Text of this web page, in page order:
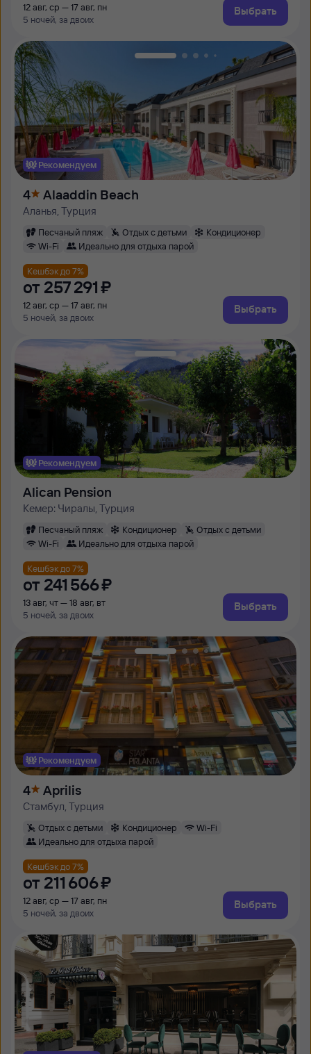
12 авг, ср — 17 авг, пн
5 ночей, за двоих
Выбрать
Рекомендуем
4 Alaaddin Beach
Аланья, Турция
Песчаный пляж Отдых с детьми
Кондиционер
Wi-Fi
Идеально для отдыха парой
Кешбэк до 7%
от 257 ⁠291 ⁠₽
12 авг, ср — 17 авг, пн
5 ночей, за двоих
Выбрать
Рекомендуем
Alican Pension
Кемер: Чиралы, Турция
Песчаный пляж Кондиционер
Отдых с детьми
Wi-Fi
Идеально для отдыха парой
Кешбэк до 7%
от 241 ⁠566 ⁠₽
13 авг, чт — 18 авг, вт
5 ночей, за двоих
Выбрать
Рекомендуем
4 Aprilis
Стамбул, Турция
Отдых с детьми Кондиционер
Wi-Fi
Идеально для отдыха парой
Кешбэк до 7%
от 211 ⁠606 ⁠₽
12 авг, ср — 17 авг, пн
5 ночей, за двоих
Выбрать